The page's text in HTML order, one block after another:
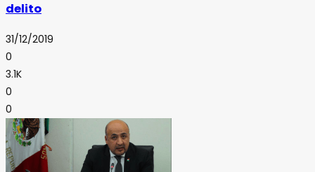
delito
31/12/2019
0
3.1K
0
0